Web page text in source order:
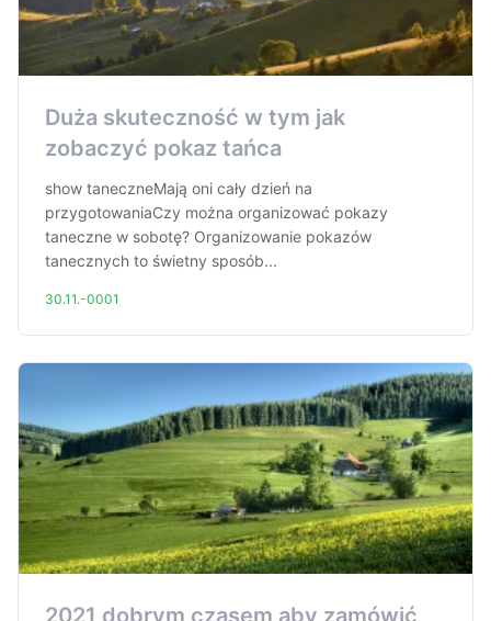
Duża skuteczność w tym jak
zobaczyć pokaz tańca
show taneczneMają oni cały dzień na
przygotowaniaCzy można organizować pokazy
taneczne w sobotę? Organizowanie pokazów
tanecznych to świetny sposób...
30.11.-0001
2021 dobrym czasem aby zamówić